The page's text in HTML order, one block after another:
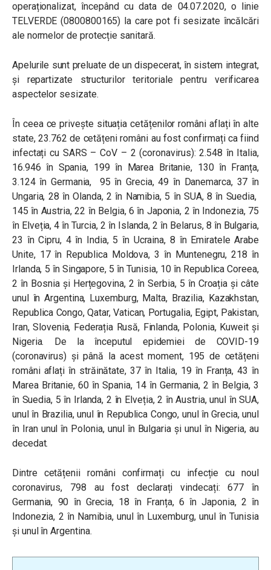
operaționalizat, începând cu data de 04.07.2020, o linie
TELVERDE (0800800165) la care pot fi sesizate încălcări
ale normelor de protecție sanitară.
Apelurile sunt preluate de un dispecerat, în sistem integrat,
și repartizate structurilor teritoriale pentru verificarea
aspectelor sesizate.
În ceea ce privește situația cetățenilor români aflați în alte
state, 23.762 de cetățeni români au fost confirmați ca fiind
infectați cu SARS – CoV – 2 (coronavirus): 2.548 în Italia,
16.946 în Spania, 199 în Marea Britanie, 130 în Franța,
3.124 în Germania, 95 în Grecia, 49 în Danemarca, 37 în
Ungaria, 28 în Olanda, 2 în Namibia, 5 în SUA, 8 în Suedia,
145 în Austria, 22 în Belgia, 6 în Japonia, 2 în Indonezia, 75
în Elveția, 4 în Turcia, 2 în Islanda, 2 în Belarus, 8 în Bulgaria,
23 în Cipru, 4 în India, 5 în Ucraina, 8 în Emiratele Arabe
Unite, 17 în Republica Moldova, 3 în Muntenegru, 218 în
Irlanda, 5 în Singapore, 5 în Tunisia, 10 în Republica Coreea,
2 în Bosnia și Herțegovina, 2 în Serbia, 5 în Croația și câte
unul în Argentina, Luxemburg, Malta, Brazilia, Kazakhstan,
Republica Congo, Qatar, Vatican, Portugalia, Egipt, Pakistan,
Iran, Slovenia, Federația Rusă, Finlanda, Polonia, Kuweit și
Nigeria. De la începutul epidemiei de COVID-19
(coronavirus) și până la acest moment, 195 de cetățeni
români aflați în străinătate, 37 în Italia, 19 în Franța, 43 în
Marea Britanie, 60 în Spania, 14 în Germania, 2 în Belgia, 3
în Suedia, 5 în Irlanda, 2 în Elveția, 2 în Austria, unul în SUA,
unul în Brazilia, unul în Republica Congo, unul în Grecia, unul
în Iran unul în Polonia, unul în Bulgaria și unul în Nigeria, au
decedat.
Dintre cetățenii români confirmați cu infecție cu noul
coronavirus, 798 au fost declarați vindecați: 677 în
Germania, 90 în Grecia, 18 în Franța, 6 în Japonia, 2 în
Indonezia, 2 în Namibia, unul în Luxemburg, unul în Tunisia
și unul în Argentina.